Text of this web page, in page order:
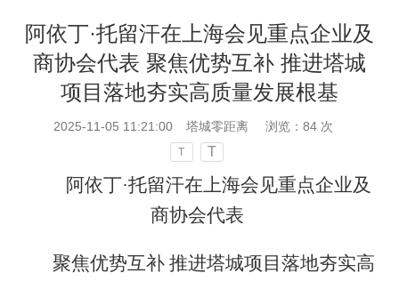
阿依丁·托留汗在上海会见重点企业及
商协会代表 聚焦优势互补 推进塔城
项目落地夯实高质量发展根基
2025-11-05 11:21:00 塔城零距离 浏览： 84次
T T
阿依丁·托留汗在上海会见重点企业及
商协会代表
聚焦优势互补 推进塔城项目落地夯实高